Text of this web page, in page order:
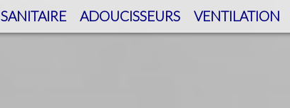
SANITAIRE ADOUCISSEURS VENTILATION